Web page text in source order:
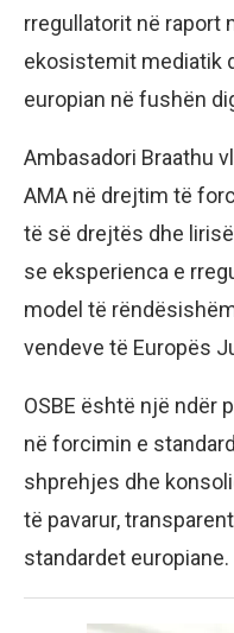
rregullatorit në raport
ekosistemit mediatik
europian në fushën
Ambasadori Braathu
AMA në drejtim të
të së drejtës dhe
se eksperienca e
model të
vendeve të Europës
OSBE është një ndër
në forcimin e
shprehjes dhe
të pavarur,
standardet europiane.